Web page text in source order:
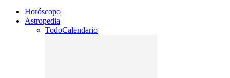
Horóscopo
Astropedia
TodoCalendario